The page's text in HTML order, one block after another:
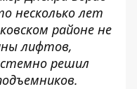
несколько лет
районе не
лифтов,
решил